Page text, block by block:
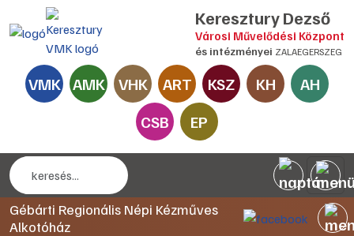
Keresztury Dezső
Városi Művelődési Központ
és intézményei ZALAEGERSZEG
VMK AMK VHK ART KSZ KH
AH
CSB
EP
Gébárti Regionális Népi Kézműves
Alkotóház